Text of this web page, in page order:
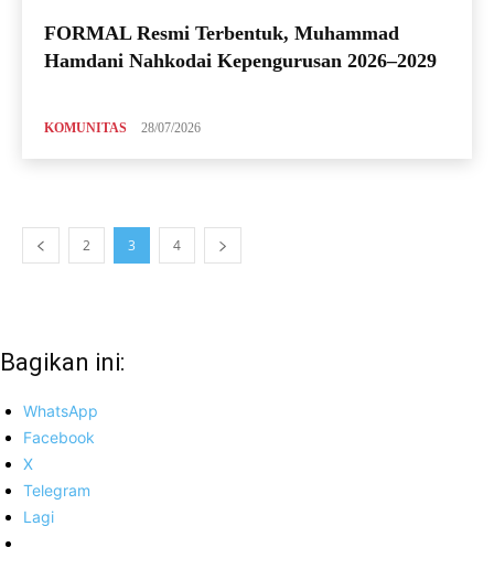
FORMAL Resmi Terbentuk, Muhammad
Hamdani Nahkodai Kepengurusan 2026–2029
KOMUNITAS 28/07/2026
2 3 4
Bagikan ini:
WhatsApp
Facebook
X
Telegram
Lagi